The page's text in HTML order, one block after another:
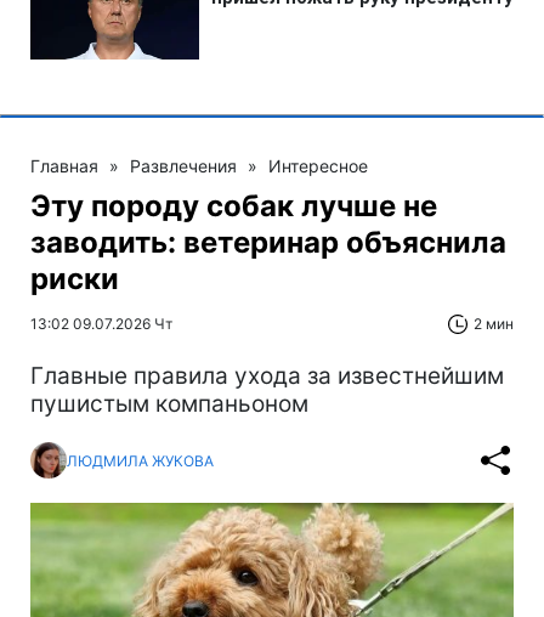
Главная » Развлечения » Интересное
Эту породу собак лучше не
заводить: ветеринар объяснила
риски
13:02 09.07.2026 Чт 2 мин
Главные правила ухода за известнейшим
пушистым компаньоном
ЛЮДМИЛА ЖУКОВА